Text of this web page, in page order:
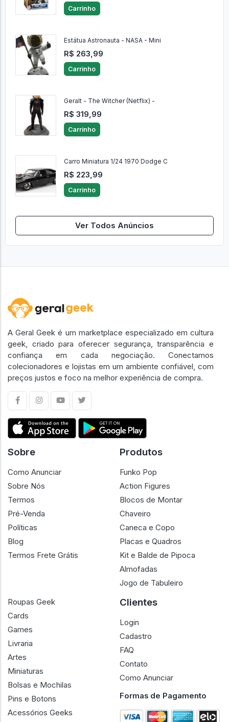
Carrinho
Estátua Astronauta - NASA - Mini
R$ 263,99
Carrinho
Geralt - The Witcher (Netflix) -
R$ 319,99
Carrinho
Carro Miniatura 1/24 1970 Dodge C
R$ 223,99
Carrinho
Ver Todos Anúncios
A Geral Geek é um marketplace especializado em cultura
geek, criado para oferecer segurança, transparência e
confiança em cada negociação. Conectamos
colecionadores e lojistas em um ambiente confiável, com
preços justos e foco na melhor experiência de compra.
Sobre
Como Anunciar
Sobre Nós
Termos
Pré-Venda
Políticas
Blog
Termos Frete Grátis
Produtos
Funko Pop
Action Figures
Blocos de Montar
Chaveiro
Caneca e Copo
Placas e Quadros
Kit e Balde de Pipoca
Almofadas
Jogo de Tabuleiro
Roupas Geek
Cards
Games
Livraria
Artes
Miniaturas
Bolsas e Mochilas
Pins e Botons
Acessórios Geeks
Clientes
Login
Cadastro
FAQ
Contato
Como Anunciar
Formas de Pagamento